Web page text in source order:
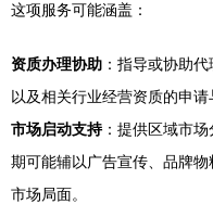
这项服务可能涵盖：
资质办理协助 ：指导或协助
以及相关行业经营资质的申请
市场启动支持：提供区域市
期可能辅以广告宣传、品牌
市场局面。